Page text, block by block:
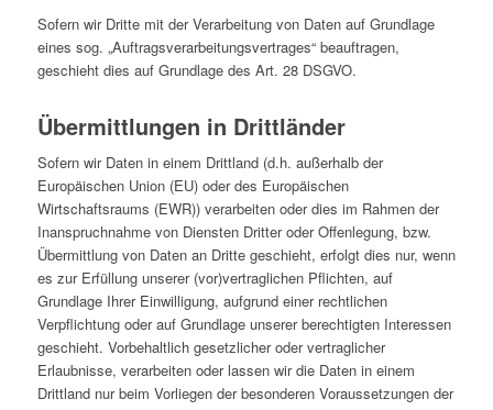
Sofern wir Dritte mit der Verarbeitung von Daten auf Grundlage
eines sog. „Auftragsverarbeitungsvertrages“ beauftragen,
geschieht dies auf Grundlage des Art. 28 DSGVO.
Übermittlungen in Drittländer
Sofern wir Daten in einem Drittland (d.h. außerhalb der
Europäischen Union (EU) oder des Europäischen
Wirtschaftsraums (EWR)) verarbeiten oder dies im Rahmen der
Inanspruchnahme von Diensten Dritter oder Offenlegung, bzw.
Übermittlung von Daten an Dritte geschieht, erfolgt dies nur, wenn
es zur Erfüllung unserer (vor)vertraglichen Pflichten, auf
Grundlage Ihrer Einwilligung, aufgrund einer rechtlichen
Verpflichtung oder auf Grundlage unserer berechtigten Interessen
geschieht. Vorbehaltlich gesetzlicher oder vertraglicher
Erlaubnisse, verarbeiten oder lassen wir die Daten in einem
Drittland nur beim Vorliegen der besonderen Voraussetzungen der